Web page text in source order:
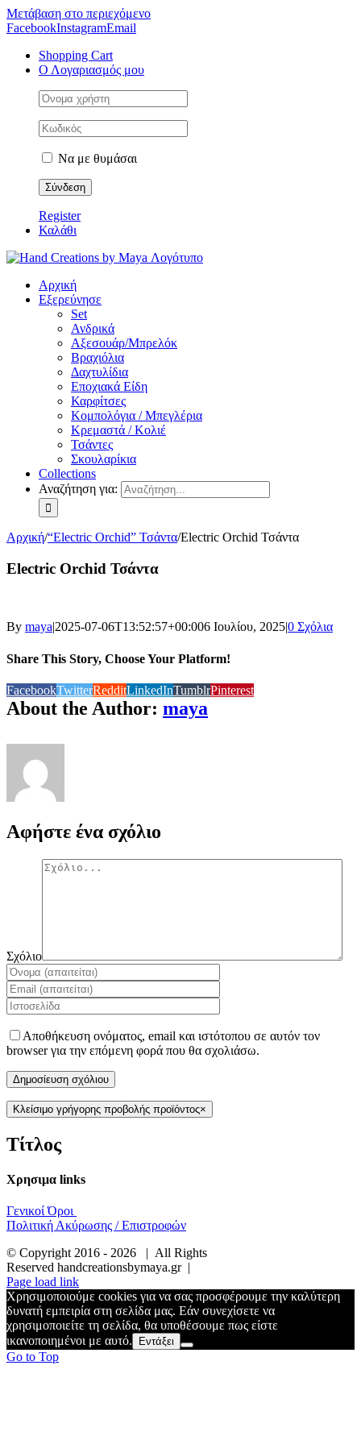
Μετάβαση στο περιεχόμενο
FacebookInstagramEmail
Shopping Cart
Ο Λογαριασμός μου
Να με θυμάσαι
Register
Καλάθι
Αρχική
Εξερεύνησε
Set
Ανδρικά
Αξεσουάρ/Μπρελόκ
Βραχιόλια
Δαχτυλίδια
Εποχιακά Είδη
Καρφίτσες
Κομπολόγια / Μπεγλέρια
Κρεμαστά / Κολιέ
Τσάντες
Σκουλαρίκια
Collections
Αναζήτηση για:
Αρχική/“Electric Orchid” Τσάντα/Electric Orchid Τσάντα
Electric Orchid Τσάντα
By maya|2025-07-06T13:52:57+00:006 Ιουλίου, 2025|0 Σχόλια
Share This Story, Choose Your Platform!
FacebookTwitterRedditLinkedInTumblrPinterest
About the Author: maya
Αφήστε ένα σχόλιο
Σχόλιο
Αποθήκευση ονόματος, email και ιστότοπου σε αυτόν τον
browser για την επόμενη φορά που θα σχολιάσω.
Κλείσιμο γρήγορης προβολής προϊόντος×
Τίτλος
Χρησιμα links
Γενικοί Όροι
Πολιτική Ακύρωσης / Επιστροφών
© Copyright 2016 - 2026 | All Rights
Reserved handcreationsbymaya.gr |
Page load link
Χρησιμοποιούμε cookies για να σας προσφέρουμε την καλύτερη
δυνατή εμπειρία στη σελίδα μας. Εάν συνεχίσετε να
χρησιμοποιείτε τη σελίδα, θα υποθέσουμε πως είστε
ικανοποιημένοι με αυτό.
Εντάξει
Go to Top